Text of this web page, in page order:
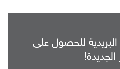
للحصول على
الجديدة!